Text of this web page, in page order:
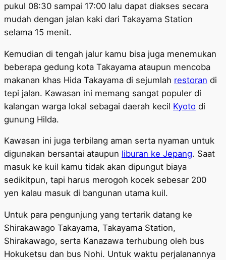
pukul 08:30 sampai 17:00 lalu dapat diakses secara
mudah dengan jalan kaki dari Takayama Station
selama 15 menit.
Kemudian di tengah jalur kamu bisa juga menemukan
beberapa gedung kota Takayama ataupun mencoba
makanan khas Hida Takayama di sejumlah restoran di
tepi jalan. Kawasan ini memang sangat populer di
kalangan warga lokal sebagai daerah kecil Kyoto di
gunung Hilda.
Kawasan ini juga terbilang aman serta nyaman untuk
digunakan bersantai ataupun liburan ke Jepang. Saat
masuk ke kuil kamu tidak akan dipungut biaya
sedikitpun, tapi harus merogoh kocek sebesar 200
yen kalau masuk di bangunan utama kuil.
Untuk para pengunjung yang tertarik datang ke
Shirakawago Takayama, Takayama Station,
Shirakawago, serta Kanazawa terhubung oleh bus
Hokuketsu dan bus Nohi. Untuk waktu perjalanannya